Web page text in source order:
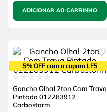
ADICIONAR AO CARRINHO
5% OFF com o cupom LF5
Gancho Olhal 2ton Com Trava
Pintado 012283912
Carbostorm